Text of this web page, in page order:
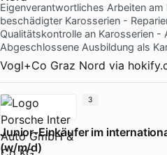
Eigenverantwortliches Arbeiten
beschädigter Karosserien -
Qualitätskontrolle an Karosserien
Abgeschlossene Ausbildung als
Vogl+Co Graz Nord via
Junior-Einkäufer im
(w/m/d)
3